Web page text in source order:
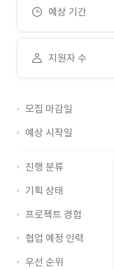
예상 기간
지원자 수
모집 마감일
예상 시작일
진행 분류
기획 상태
프로젝트 경험
협업 예정 인력
우선 순위